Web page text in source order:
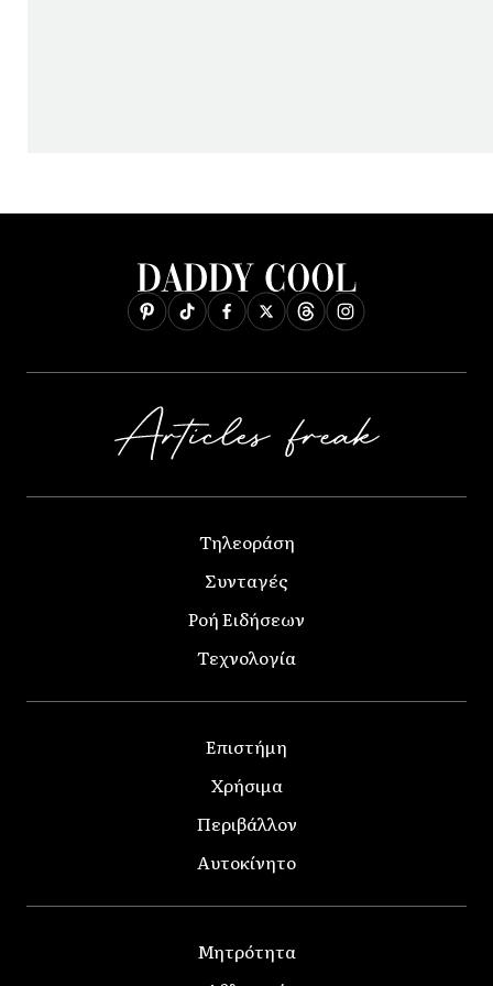
Τηλεοράση
Συνταγές
Ροή Ειδήσεων
Τεχνολογία
Επιστήμη
Χρήσιμα
Περιβάλλον
Αυτοκίνητο
Μητρότητα